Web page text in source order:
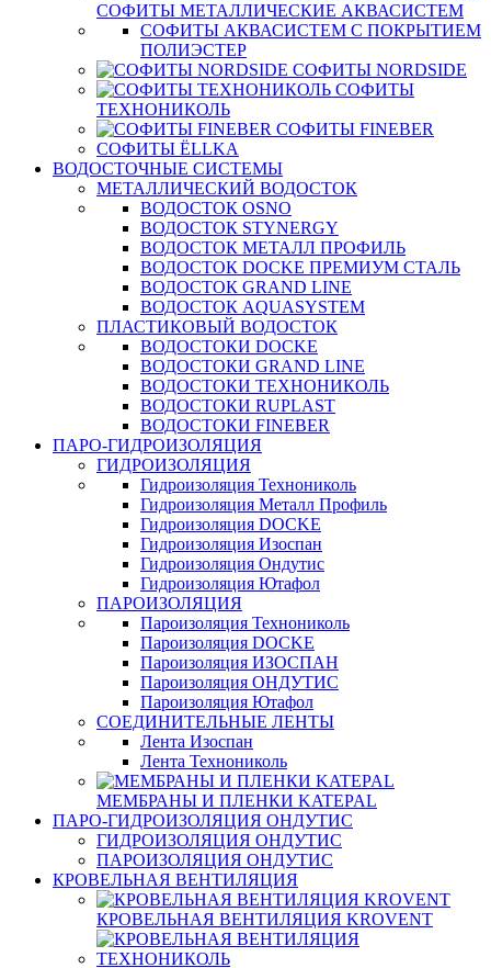
СОФИТЫ МЕТАЛЛИЧЕСКИЕ АКВАСИСТЕМ
СОФИТЫ АКВАСИСТЕМ С ПОКРЫТИЕМ
ПОЛИЭСТЕР
СОФИТЫ NORDSIDE
СОФИТЫ
ТЕХНОНИКОЛЬ
СОФИТЫ FINEBER
СОФИТЫ ЁLLKA
ВОДОСТОЧНЫЕ СИСТЕМЫ
МЕТАЛЛИЧЕСКИЙ ВОДОСТОК
ВОДОСТОК OSNO
ВОДОСТОК STYNERGY
ВОДОСТОК МЕТАЛЛ ПРОФИЛЬ
ВОДОСТОК DOCKE ПРЕМИУМ СТАЛЬ
ВОДОСТОК GRAND LINE
ВОДОСТОК AQUASYSTEM
ПЛАСТИКОВЫЙ ВОДОСТОК
ВОДОСТОКИ DOCKE
ВОДОСТОКИ GRAND LINE
ВОДОСТОКИ ТЕХНОНИКОЛЬ
ВОДОСТОКИ RUPLAST
ВОДОСТОКИ FINEBER
ПАРО-ГИДРОИЗОЛЯЦИЯ
ГИДРОИЗОЛЯЦИЯ
Гидроизоляция Технониколь
Гидроизоляция Металл Профиль
Гидроизоляция DOCKE
Гидроизоляция Изоспан
Гидроизоляция Ондутис
Гидроизоляция Ютафол
ПАРОИЗОЛЯЦИЯ
Пароизоляция Технониколь
Пароизоляция DOCKE
Пароизоляция ИЗОСПАН
Пароизоляция ОНДУТИС
Пароизоляция Ютафол
СОЕДИНИТЕЛЬНЫЕ ЛЕНТЫ
Лента Изоспан
Лента Технониколь
МЕМБРАНЫ И ПЛЕНКИ KATEPAL
ПАРО-ГИДРОИЗОЛЯЦИЯ ОНДУТИС
ГИДРОИЗОЛЯЦИЯ ОНДУТИС
ПАРОИЗОЛЯЦИЯ ОНДУТИС
КРОВЕЛЬНАЯ ВЕНТИЛЯЦИЯ
КРОВЕЛЬНАЯ ВЕНТИЛЯЦИЯ KROVENT